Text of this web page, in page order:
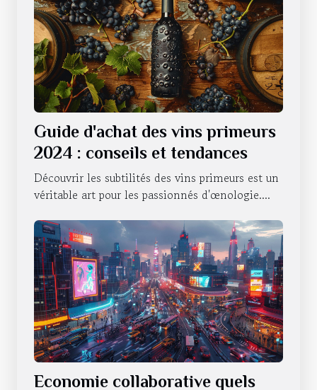
Guide d'achat des vins primeurs
2024 : conseils et tendances
Découvrir les subtilités des vins primeurs est un
véritable art pour les passionnés d'œnologie....
Economie collaborative quels